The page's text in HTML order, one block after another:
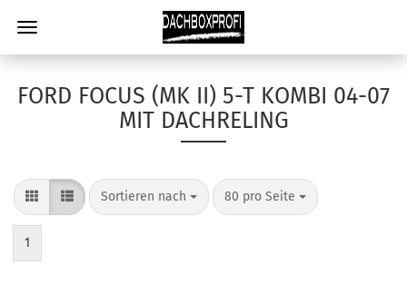
FORD FOCUS (MK II) 5-T KOMBI 04-07
MIT DACHRELING
Sortieren nach 80 pro Seite
1